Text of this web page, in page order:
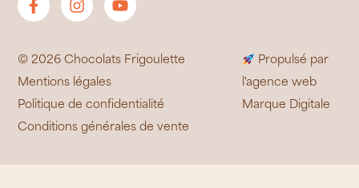
© 2026 Chocolats Frigoulette
Mentions légales
Politique de confidentialité
Conditions générales de vente
Propulsé par
l'agence web
Marque Digitale